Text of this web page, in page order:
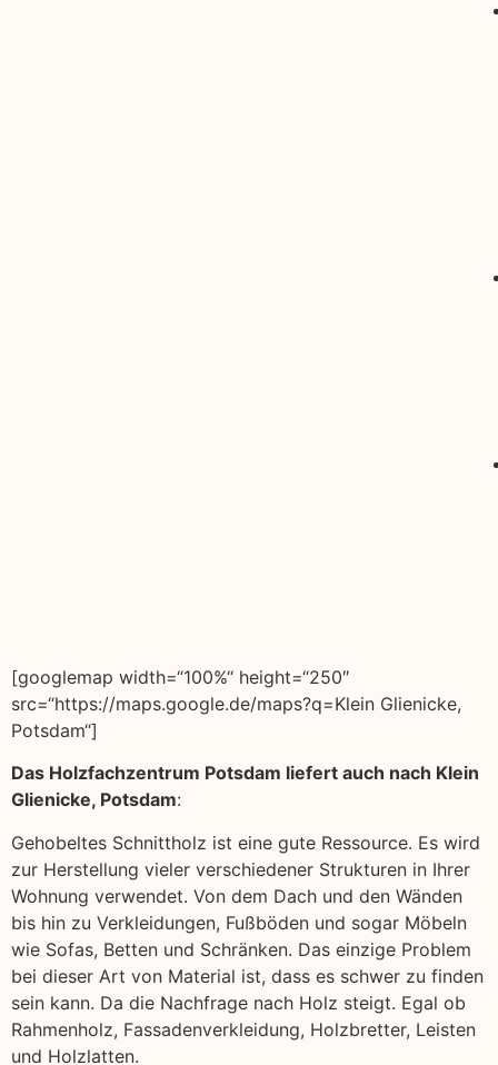
[googlemap width=“100%“ height=“250″
src=“https://maps.google.de/maps?q=Klein Glienicke,
Potsdam“]
Das Holzfachzentrum Potsdam liefert auch nach Klein
Glienicke, Potsdam:
Gehobeltes Schnittholz ist eine gute Ressource. Es wird
zur Herstellung vieler verschiedener Strukturen in Ihrer
Wohnung verwendet. Von dem Dach und den Wänden
bis hin zu Verkleidungen, Fußböden und sogar Möbeln
wie Sofas, Betten und Schränken. Das einzige Problem
bei dieser Art von Material ist, dass es schwer zu finden
sein kann. Da die Nachfrage nach Holz steigt. Egal ob
Rahmenholz, Fassadenverkleidung, Holzbretter, Leisten
und Holzlatten.